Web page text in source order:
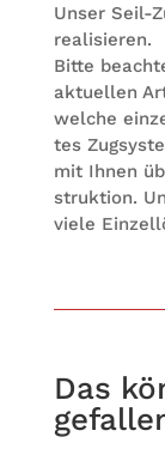
Unser Seil-
realisieren.
Bitte
aktu­el­len
wel­che
tes
mit Ihnen
struk­tion.
viele
Das